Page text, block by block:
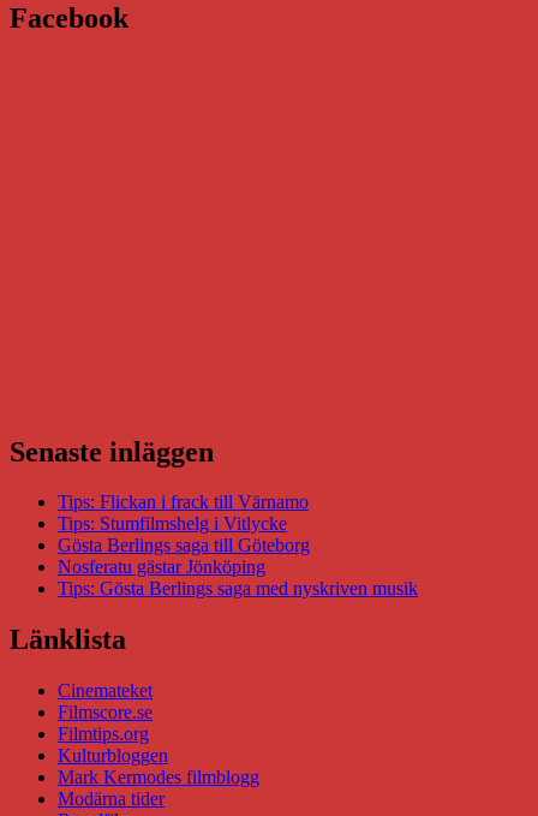
Facebook
Senaste inläggen
Tips: Flickan i frack till Värnamo
Tips: Stumfilmshelg i Vitlycke
Gösta Berlings saga till Göteborg
Nosferatu gästar Jönköping
Tips: Gösta Berlings saga med nyskriven musik
Länklista
Cinemateket
Filmscore.se
Filmtips.org
Kulturbloggen
Mark Kermodes filmblogg
Modärna tider